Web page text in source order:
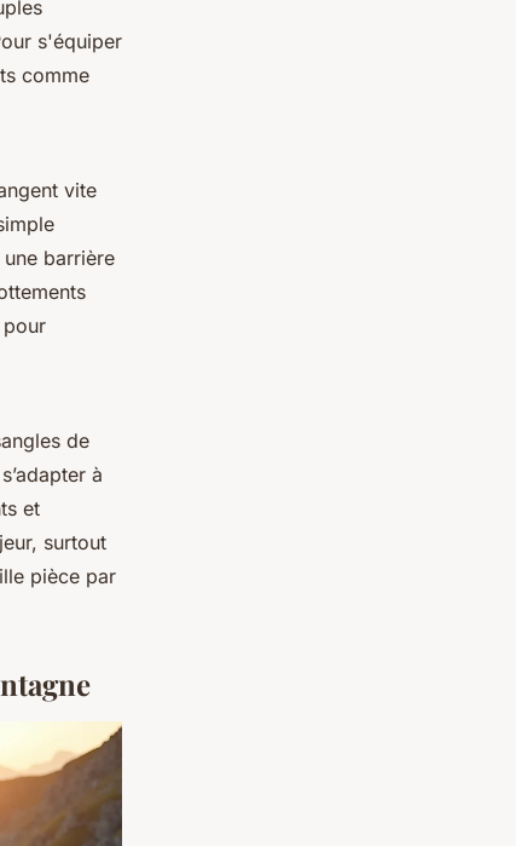
s'équiper
comme
vite
barrière
pour
de
à
et
surtout
pièce par